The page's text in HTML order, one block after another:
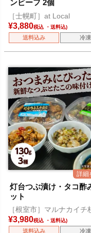
ンビーフ 2個
［士幌町］at Local
¥3,880税込
送料込み 冷凍
灯台つぶ漬け・タコ酢
ット
［根室市］マルナカイチ
産
¥3,980税込
送料込み 冷凍